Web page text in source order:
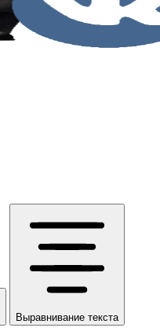
Выравнивание текста